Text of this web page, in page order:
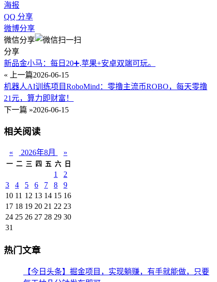
海报
QQ 分享
微博分享
微信分享
分享
新品金小马：每日20➕,苹果+安卓双端可玩。
« 上一篇2026-06-15
机器人AI训练项目RoboMind：零撸主流币ROBO，每天零撸
21元，算力即财富！
下一篇 »2026-06-15
相关阅读
« 2026年8月 »
一 二 三 四 五 六 日
1
2
3
4 5 6 7 8
9
10 11 12 13 14 15 16
17 18 19 20 21 22 23
24 25 26 27 28 29 30
31
热门文章
【今日头条】掘金项目，实现躺赚，有手就能做，只要